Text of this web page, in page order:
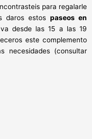
para regalarle
daros estospaseos en
desde las 15 a las 19
este complemento
necesidades (consultar